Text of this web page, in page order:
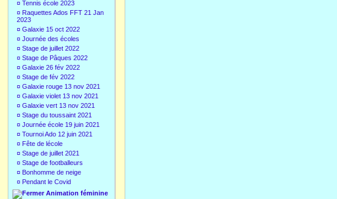
¤ Tennis école 2023
¤ Raquettes Ados FFT 21 Jan
2023
¤ Galaxie 15 oct 2022
¤ Journée des écoles
¤ Stage de juillet 2022
¤ Stage de Pâques 2022
¤ Galaxie 26 fév 2022
¤ Stage de fév 2022
¤ Galaxie rouge 13 nov 2021
¤ Galaxie violet 13 nov 2021
¤ Galaxie vert 13 nov 2021
¤ Stage du toussaint 2021
¤ Journée école 19 juin 2021
¤ Tournoi Ado 12 juin 2021
¤ Fête de lécole
¤ Stage de juillet 2021
¤ Stage de footballeurs
¤ Bonhomme de neige
¤ Pendant le Covid
Animation féminine